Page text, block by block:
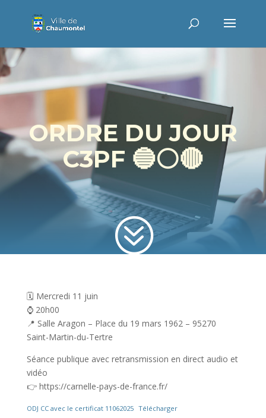
ORDRE DU JOUR
C3PF 🔵⚪️🔴
?
🗓 Mercredi 11 juin
⌚️ 20h00
📍 Salle Aragon – Place du 19 mars 1962 – 95270
Saint-Martin-du-Tertre
Séance publique avec retransmission en direct audio et
vidéo
👉️ https://carnelle-pays-de-france.fr/
ODJ CC avec le certificat 11062025 Télécharger